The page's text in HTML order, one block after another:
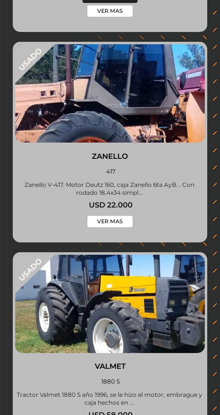
VER MAS
ZANELLO
417
Zanello V-417. Motor Deutz 160, caja Zanello 6ta AyB. . Con
rodado 18,4x34 simpl...
USD 22.000
VER MAS
VALMET
1880 S
Tractor Valmet 1880 S año 1996, se le hizo el motor, embrague y
caja hechos en ...